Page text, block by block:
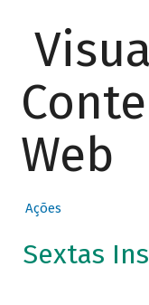
Web
Ações
Sextas